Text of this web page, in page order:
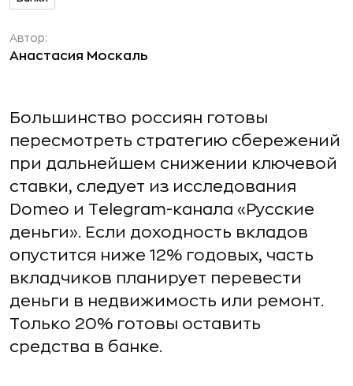
Автор:
Анастасия Москаль
Большинство россиян готовы
пересмотреть стратегию сбережений
при дальнейшем снижении ключевой
ставки, следует из исследования
Domeo и Telegram-канала «Русские
деньги». Если доходность вкладов
опустится ниже 12% годовых, часть
вкладчиков планирует перевести
деньги в недвижимость или ремонт.
Только 20% готовы оставить
средства в банке.